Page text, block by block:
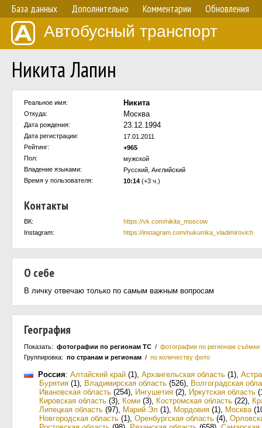
База данных Дополнительно Комментарии Обновления
Автобусный транспорт
Никита Лапин
Реальное имя: Никита
Откуда: Москва
Дата рождения: 23.12.1994
Дата регистрации:
17.01.2011
Рейтинг:
+965
Пол:
мужской
Владение языками:
Русский, Английский
Время у пользователя:
10:14 (+3 ч.)
Контакты
ВК:
https://vk.com/nikita_moscow
Instagram:
https://instagram.com/nukumka_vladimirovich
О себе
В личку отвечаю только по самым важным вопросам
География
Показать: фотографии по регионам ТС / фотографии по регионам съёмки
Группировка: по странам и регионам / по количеству фото
Россия: Алтайский край (1), Архангельская область (1),
Бурятия (1), Владимирская область (526), Волгоградская
Ивановская область (254), Ингушетия (2), Иркутская область
Кировская область (3), Коми (3), Костромская область (22),
Липецкая область (97), Марий Эл (1), Мордовия (1), Москва
Новгородская область (1), Оренбургская область (4),